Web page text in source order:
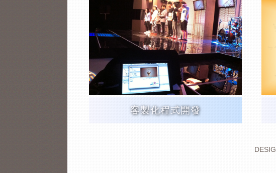
客製化程式開發